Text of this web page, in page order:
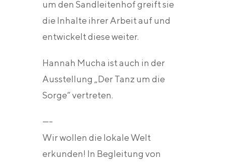
um den Sandleitenhof greift sie
die Inhalte ihrer Arbeit auf und
entwickelt diese weiter.
Hannah Mucha ist auch in der
Ausstellung „Der Tanz um die
Sorge“ vertreten.
—-
Wir wollen die lokale Welt
erkunden! In Begleitung von